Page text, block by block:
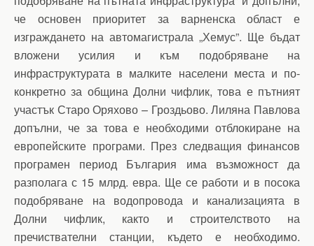
че основен приоритет за варненска област е
изграждането на автомагистрала „Хемус”. Ще бъдат
вложени усилия и към подобряване на
инфраструктурата в малките населени места и по-
конкретно за община Долни чифлик, това е пътният
участък Старо Оряхово – Гроздьово. Лиляна Павлова
допълни, че за това е необходими отблокиране на
европейските програми. През следващия финансов
програмен период България има възможност да
разполага с 15 млрд. евра. Ще се работи и в посока
подобряване на водопровода и канализацията в
Долни чифлик, както и строителството на
пречиствателни станции, където е необходимо.